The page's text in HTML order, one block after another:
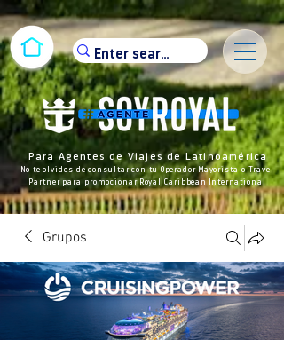
Para Agentes de Viajes de Latinoamérica
No te olvides de consultar con tu Operador Mayorista o Travel
Partner para promocionar Royal Caribbean International
Grupos